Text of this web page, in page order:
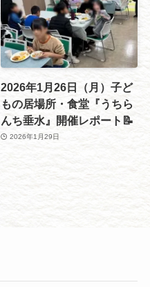
2026年1月26日（月）子ど
もの居場所・食堂『うちら
んち垂水』開催レポート📝
2026年1月29日